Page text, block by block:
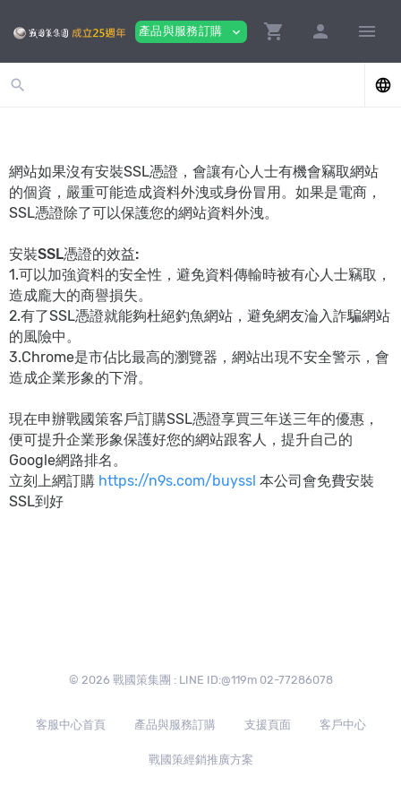
產品與服務訂購 expand_more shopping_cart person menu
search language
網站如果沒有安裝SSL憑證，會讓有心人士有機會竊取網站
的個資，嚴重可能造成資料外洩或身份冒用。如果是電商，
SSL憑證除了可以保護您的網站資料外洩。
安裝SSL憑證的效益:
1.可以加強資料的安全性，避免資料傳輸時被有心人士竊取，
造成龐大的商譽損失。
2.有了SSL憑證就能夠杜絕釣魚網站，避免網友淪入詐騙網站
的風險中。
3.Chrome是市佔比最高的瀏覽器，網站出現不安全警示，會
造成企業形象的下滑。
現在申辦戰國策客戶訂購SSL憑證享買三年送三年的優惠 ，
便可提升企業形象保護好您的網站跟客人，提升自己的
Google網路排名。
立刻上網訂購 https://n9s.com/buyssl 本公司會免費安裝
SSL到好
© 2026 戰國策集團 : LINE ID:@119m 02-77286078
客服中心首頁 產品與服務訂購 支援頁面 客戶中心
戰國策經銷推廣方案